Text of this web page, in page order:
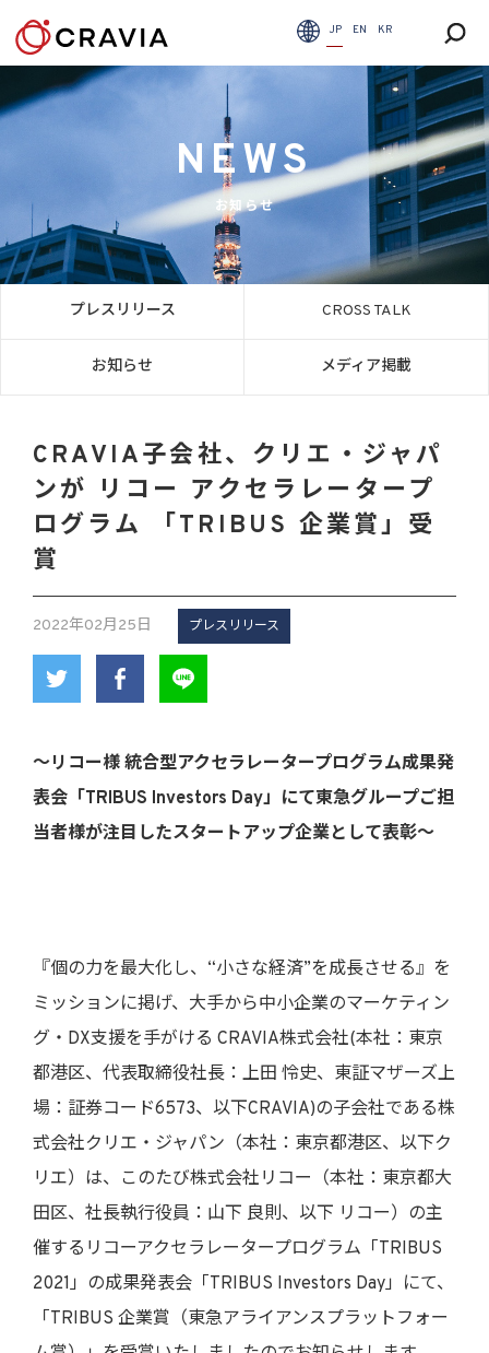
JP EN KR
NEWS
お知らせ
プレスリリース CROSS TALK
お知らせ メディア掲載
CRAVIA子会社、クリエ・ジャパ
ンが リコー アクセラレータープ
ログラム 「TRIBUS 企業賞」受
賞
2022年02月25日 プレスリリース
～リコー様 統合型アクセラレータープログラム成果発
表会「TRIBUS Investors Day」にて東急グループご担
当者様が注目したスタートアップ企業として表彰～
『個の力を最大化し、“小さな経済”を成長させる』を
ミッションに掲げ、大手から中小企業のマーケティン
グ・DX支援を手がける CRAVIA株式会社(本社：東京
都港区、代表取締役社長：上田 怜史、東証マザーズ上
場：証券コード6573、以下CRAVIA)の子会社である株
式会社クリエ・ジャパン（本社：東京都港区、以下ク
リエ）は、このたび株式会社リコー（本社：東京都大
田区、社長執行役員：山下 良則、以下 リコー）の主
催するリコーアクセラレータープログラム「TRIBUS
2021」の成果発表会「TRIBUS Investors Day」にて、
「TRIBUS 企業賞（東急アライアンスプラットフォー